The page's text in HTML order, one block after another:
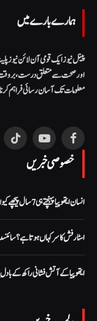
ہمارے بارے میں
پینل نیوز ایک قومی آن لائن نیوز
اور صحت سے متعلق درست، بروقت
معلومات تک آسان رسائی فراہم
Facebook
YouTube
خصوصی خبریں
انسان ایتھوپیا پہنچتے ہی 7 سال پیچھے کیوں چلا جاتا ہے؟
اسٹار فش کا سر کہاں ہوتا ہے؟
ایتھوپیا کے آتش فشانی راکھ کے